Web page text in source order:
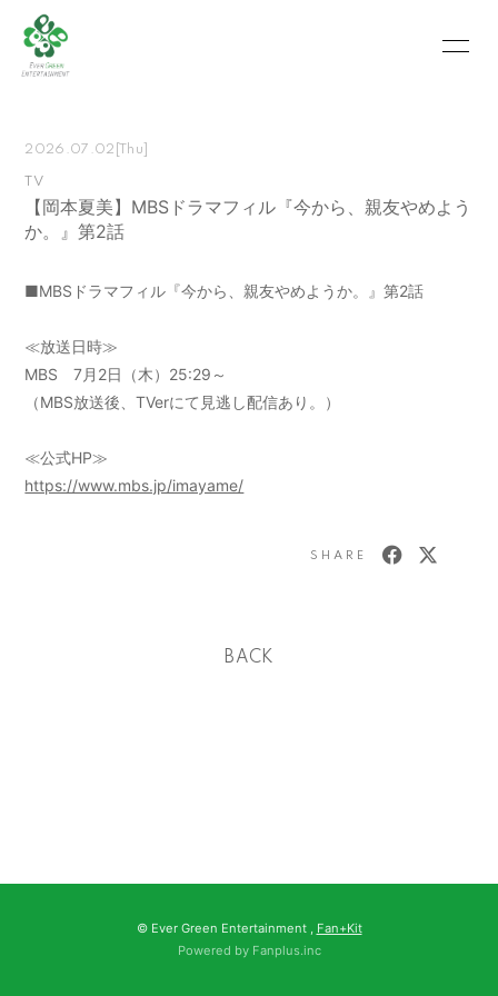
SCHEDULE
VIDEO PHOTO
ABOUT US
会員登録
2026.07.02 [Thu]
TV
【岡本夏美】MBSドラマフィル『今から、親友やめよう
か。』第2話
■MBSドラマフィル『今から、親友やめようか。』第2話
≪放送日時≫
MBS 7月2日（木）25:29～
（MBS放送後、TVerにて見逃し配信あり。）
≪公式HP≫
https://www.mbs.jp/imayame/
SHARE
BACK
© Ever Green Entertainment , Fan+Kit
Powered by Fanplus.inc